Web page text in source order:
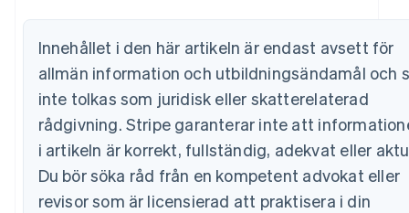
Innehållet i den här artikeln är endast avsett för
allmän information och utbildningsändamål och
inte tolkas som juridisk eller skatterelaterad
rådgivning. Stripe garanterar inte att
i artikeln är korrekt, fullständig, adekvat eller
Du bör söka råd från en kompetent advokat eller
revisor som är licensierad att praktisera i din
English
Cypern
English
Danmark
English
English
Fastlandskina
简体中文 English
Finland
EnglishSvenska